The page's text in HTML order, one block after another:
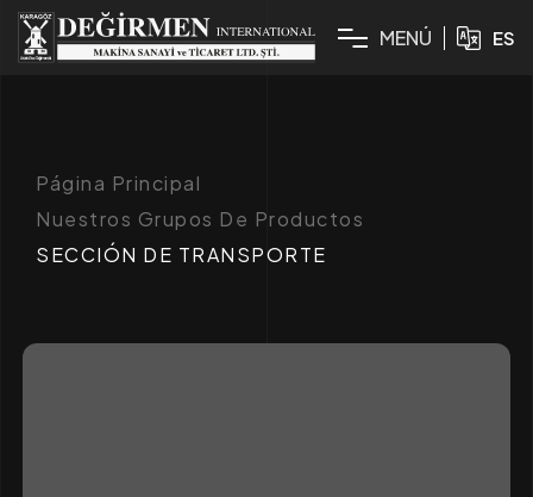
MENÚ ES
Página Principal
Nuestros Grupos De Productos
SECCIÓN DE TRANSPORTE